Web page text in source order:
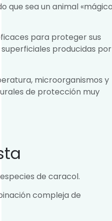
que sea un animal
para proteger sus
producidas
microorganismos y
de protección muy
de caracol.
compleja de